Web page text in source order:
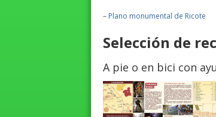
– Plano monumental de Ricote
Selección de
A pie o en bici con